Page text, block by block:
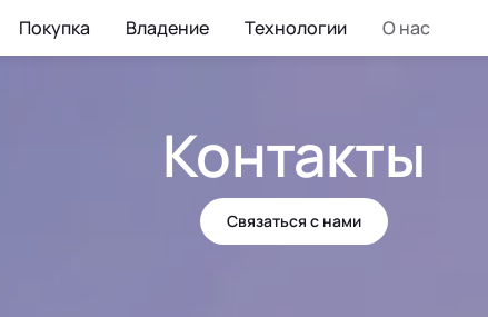
Покупка Владение Технологии О нас
Контакты
Связаться с нами